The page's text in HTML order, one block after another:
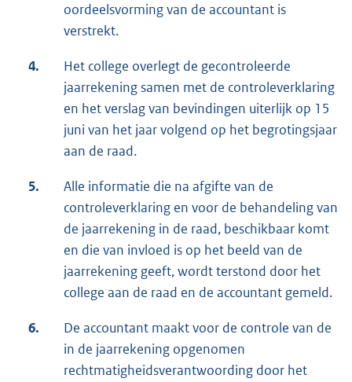
oordeelsvorming van de accountant is
verstrekt.
4.
Het college overlegt de gecontroleerde
jaarrekening samen met de controleverklaring
en het verslag van bevindingen uiterlijk op 15
juni van het jaar volgend op het begrotingsjaar
aan de raad.
5.
Alle informatie die na afgifte van de
controleverklaring en voor de behandeling van
de jaarrekening in de raad, beschikbaar komt
en die van invloed is op het beeld van de
jaarrekening geeft, wordt terstond door het
college aan de raad en de accountant gemeld.
6.
De accountant maakt voor de controle van de
in de jaarrekening opgenomen
rechtmatigheidsverantwoording door het